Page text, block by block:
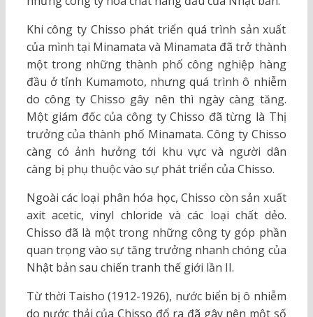
Khi công ty Chisso phát triển quá trình sản xuất
của mình tại Minamata và Minamata đã trở thành
một trong những thành phố công nghiệp hàng
đầu ở tỉnh Kumamoto, nhưng quá trình ô nhiễm
do công ty Chisso gây nên thì ngày càng tăng.
Một giám đốc của công ty Chisso đã từng là Thị
trưởng của thành phố Minamata. Công ty Chisso
càng có ảnh hưởng tới khu vực và người dân
càng bị phụ thuộc vào sự phát triển của Chisso.
Ngoài các loại phân hóa học, Chisso còn sản xuất
axit acetic, vinyl chloride và các loại chất dẻo.
Chisso đã là một trong những công ty góp phần
quan trọng vào sự tăng trưởng nhanh chóng của
Nhật bản sau chiến tranh thế giới lần II.
Từ thời Taisho (1912-1926), nước biển bị ô nhiễm
do nước thải của Chisso đổ ra đã gây nên một số